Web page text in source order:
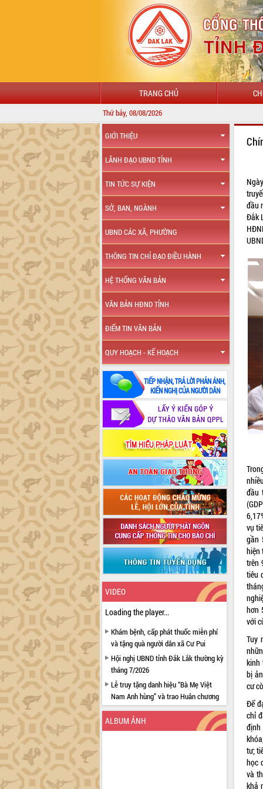
TRANG CHỦ
Thứ bảy, 08/08/2026
GIỚI THIỆU
LÃNH ĐẠO UBND TỈNH
TIN TỨC SỰ KIỆN
SỞ, BAN, NGÀNH
UBND CÁC XÃ, PHƯỜNG
THÔNG TIN CHỈ ĐẠO ĐIỀU HÀNH
HỆ THỐNG VĂN BẢN
VĂN BẢN HĐND TỈNH
ĐIỂM TIN VĂN BẢN
QUY HOẠCH - KẾ HOẠCH
VIDEO
Loading the player...
Khám bệnh, cấp phát thuốc miễn phí
và tặng quà người dân xã Cư Pui
Hội nghị UBND tỉnh Đắk Lắk thường kỳ
tháng 7/2026
Lễ truy tặng danh hiệu “Bà Mẹ Việt
Nam Anh hùng” và trao Huân chương
Lao động
UBND tỉnh Đắk Lắk triển khai nhiệm
vụ 6 tháng cuối năm 2026
ALBUM ẢNH
đầu
Đắk
đầu
vụ
gần
hiện
trên
tiêu
hơn
với
Tuy
kinh
bị
cư
Để
chỉ
định
tư;
học
và
khả